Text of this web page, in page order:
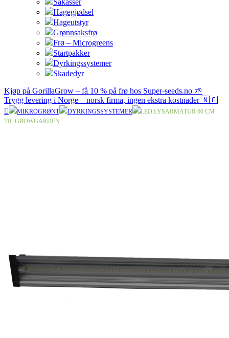
Såkasser
Hagegjødsel
Hageutstyr
Grønnsaksfrø
Frø – Microgreens
Startpakker
Dyrkingssystemer
Skadedyr
Kjøp på GorillaGrow – få 10 % på frø hos Super-seeds.no 🌱
Trygg levering i Norge – norsk firma, ingen ekstra kostnader 🇳🇴
MIKROGRØNT DYRKINGSSYSTEMER
LED LYSARMATUR 60 CM
TIL GROWGARDEN